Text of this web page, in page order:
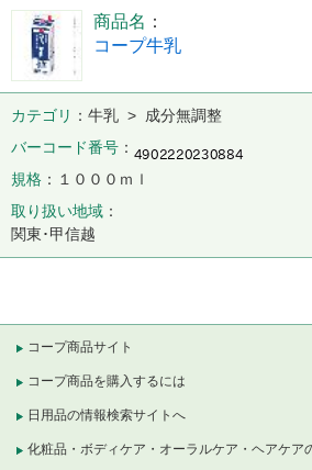
商品名
コープ牛乳
カテゴリ
牛乳 > 成分無調整
バーコード番号
規格
１０００ｍｌ
取り扱い地域
関東･甲信越
コープ商品サイト
コープ商品を購入するには
日用品の情報検索サイトへ
化粧品・ボディケア・オーラルケア・ヘアケア